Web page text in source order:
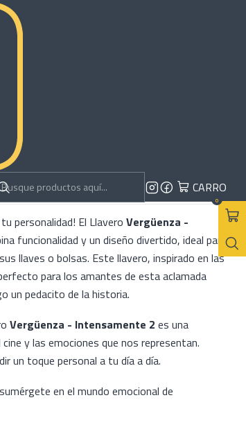
CARRO
0
Intensamente 2
personalidad! El Llavero Vergüenza -
funcionalidad y un diseño divertido, ideal para
llaves o bolsas. Este llavero, inspirado en las
para los amantes de esta aclamada
un pedacito de la historia.
Vergüenza - Intensamente 2 es una
y las emociones que nos representan.
un toque personal a tu día a día.
en el mundo emocional de